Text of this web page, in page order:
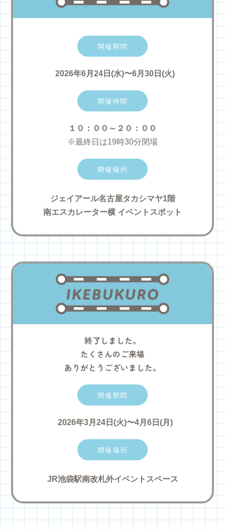
開催期間
2026年6月24日(水)〜6月30日(火)
開催時間
１０：００～２０：００
※最終日は19時30分閉場
開催場所
ジェイアール名古屋タカシマヤ1階
南エスカレーター横 イベントスポット
終了しました。
たくさんのご来場
ありがとうございました。
開催期間
2026年3月24日(火)〜4月6日(月)
開催場所
JR池袋駅南改札外イベントスペース